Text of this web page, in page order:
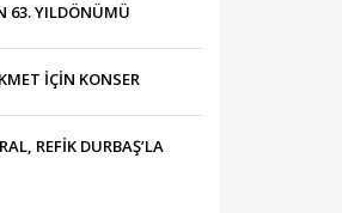
63. YILDÖNÜMÜ
İÇİN KONSER
REFİK DURBAŞ’LA